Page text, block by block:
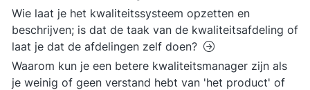
Wie laat je het kwaliteitssysteem opzetten en
beschrijven; is dat de taak van de kwaliteitsafdeling of
laat je dat de afdelingen zelf doen?
Waarom kun je een betere kwaliteitsmanager zijn als
je weinig of geen verstand hebt van 'het product' of